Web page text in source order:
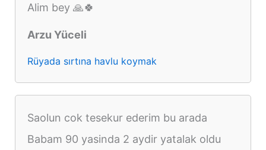
Alim bey 🙏🍀
Arzu Yüceli
Rüyada sırtına havlu koymak
Saolun cok tesekur ederim bu arada
Babam 90 yasinda 2 aydir yatalak oldu